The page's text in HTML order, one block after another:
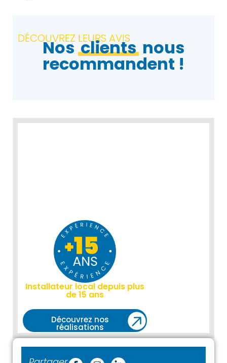
DÉCOUVREZ LEURS AVIS
Nos clients nous
recommandent !
Installateur local depuis plus
de 15 ans
Découvrez nos
réalisations